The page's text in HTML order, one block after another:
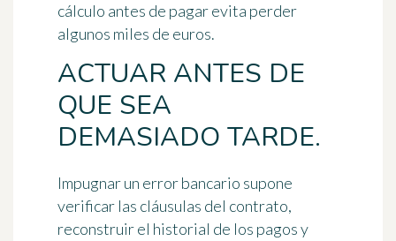
cálculo antes de pagar evita perder
algunos miles de euros.
ACTUAR ANTES DE
QUE SEA
DEMASIADO TARDE.
Impugnar un error bancario supone
verificar las cláusulas del contrato,
reconstruir el historial de los pagos y